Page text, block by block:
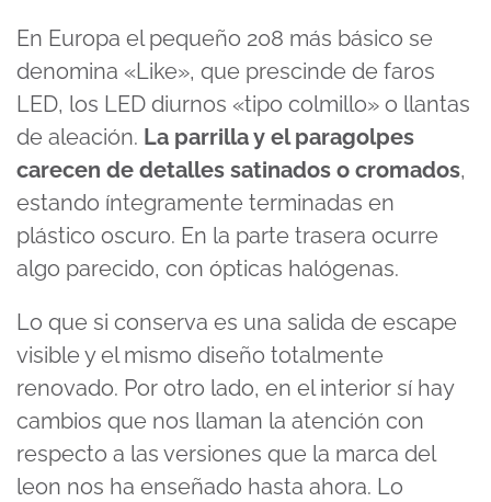
En Europa el pequeño 208 más básico se
denomina «Like», que prescinde de faros
LED, los LED diurnos «tipo colmillo» o llantas
de aleación. La parrilla y el paragolpes
carecen de detalles satinados o cromados,
estando íntegramente terminadas en
plástico oscuro. En la parte trasera ocurre
algo parecido, con ópticas halógenas.
Lo que si conserva es una salida de escape
visible y el mismo diseño totalmente
renovado. Por otro lado, en el interior sí hay
cambios que nos llaman la atención con
respecto a las versiones que la marca del
leon nos ha enseñado hasta ahora. Lo